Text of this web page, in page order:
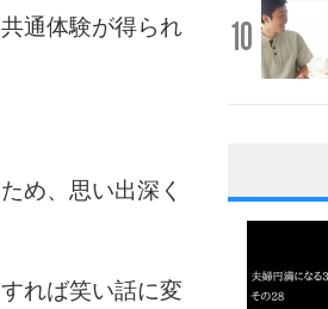
通体験が得られ
め、思い出深く
れば笑い話に変
10
1